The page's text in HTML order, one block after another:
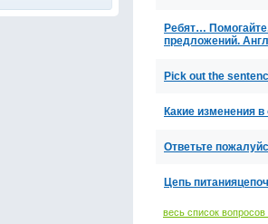
Ребят…
предложений.
Pick out the
Какие изменения
Ответьте
Цепь
весь список вопросов